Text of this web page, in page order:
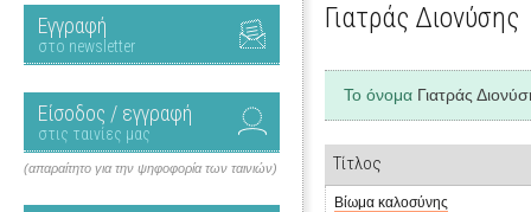
Εγγραφή
στο newsletter
Είσοδος / εγγραφή
στις ταινίες μας
(απαραίτητο για την ψηφοφορία των ταινιών)
Γιατράς Διονύσης
Το όνομα Γιατράς
Τίτλος
Βίωμα καλοσύνης